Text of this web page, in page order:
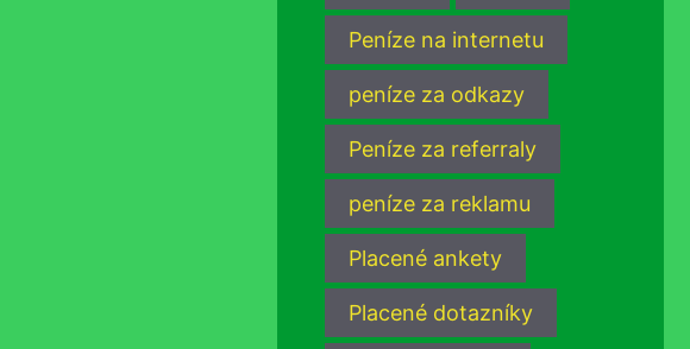
Peníze na internetu
peníze za odkazy
Peníze za referraly
peníze za reklamu
Placené ankety
Placené dotazníky